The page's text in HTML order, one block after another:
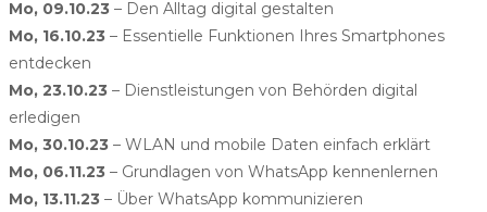
Mo, 09.10.23 – Den Alltag digital gestalten
Mo, 16.10.23 – Essentielle Funktionen Ihres Smartphones
entdecken
Mo, 23.10.23 – Dienstleistungen von Behörden digital
erledigen
Mo, 30.10.23 – WLAN und mobile Daten einfach erklärt
Mo, 06.11.23 – Grundlagen von WhatsApp kennenlernen
Mo, 13.11.23 – Über WhatsApp kommunizieren